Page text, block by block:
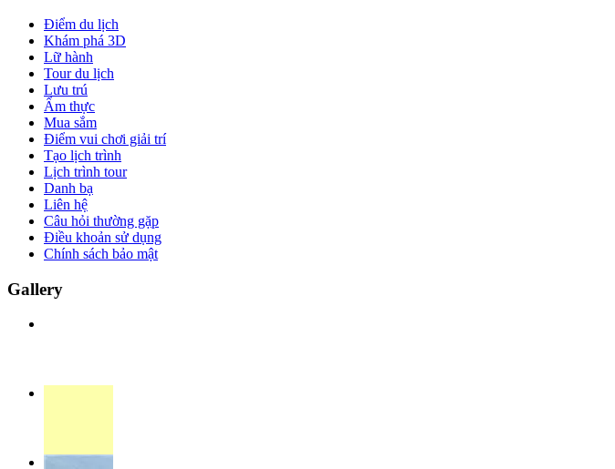
Điểm du lịch
Khám phá 3D
Lữ hành
Tour du lịch
Lưu trú
Ẩm thực
Mua sắm
Điểm vui chơi giải trí
Tạo lịch trình
Lịch trình tour
Danh bạ
Liên hệ
Câu hỏi thường gặp
Điều khoản sử dụng
Chính sách bảo mật
Gallery